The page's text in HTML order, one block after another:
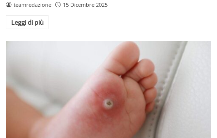
teamredazione 15 Dicembre 2025
Leggi di più